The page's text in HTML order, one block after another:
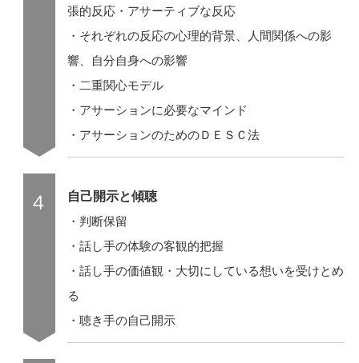
張的反応・アサーティブな反応
・それぞれの反応の心理的背景、人間関係への影
響、自分自身への影響
・二重関心モデル
・アサーションに必要なマインド
・アサーションのためのＤＥＳＣ法
自己開示と傾聴
・判断保留
・話し手の体験の客観的把握
・話し手の価値観・大切にしている想いを受けとめ
る
・聴き手の自己開示